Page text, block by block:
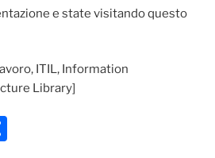
e state visitando questo
ITIL, Information
Library]